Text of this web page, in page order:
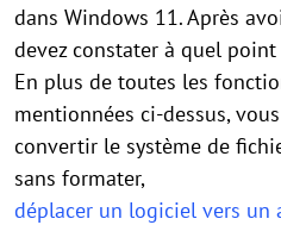
dans Windows 11. Après
devez constater à quel
En plus de toutes les
mentionnées ci-dessus,
convertir le système de
sans formater,
déplacer un logiciel vers un